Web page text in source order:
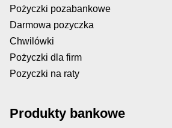
Pożyczki pozabankowe
Darmowa pozyczka
Chwilówki
Pożyczki dla firm
Pozyczki na raty
Produkty bankowe